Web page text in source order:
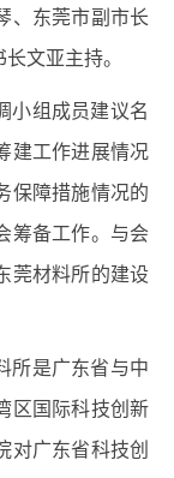
、东莞市副市长
文亚主持。
小组成员建议名
建工作进展情况
保障措施情况的
筹备工作。与会
莞材料所的建设
所是广东省与中
区国际科技创新
对广东省科技创